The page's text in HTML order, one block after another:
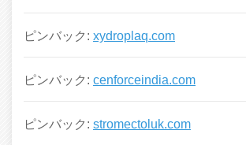
ピンバック: xydroplaq.com
ピンバック: cenforceindia.com
ピンバック: stromectoluk.com